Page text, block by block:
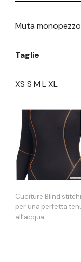
Muta
Taglie
XS S M L XL
Cuciture Blind
per una perfetta
all’acqua